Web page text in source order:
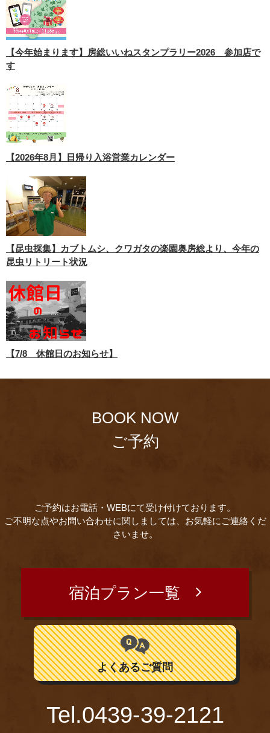
【今年始まります】房総いいねスタンプラリー2026 参加店で
す
【2026年8月】日帰り入浴営業カレンダー
【昆虫採集】カブトムシ、クワガタの楽園奥房総より、今年の
昆虫リトリート状況
【7/8 休館日のお知らせ】
BOOK NOW
ご予約
ご予約はお電話・WEBにて受け付けております。
ご不明な点やお問い合わせに関しましては、お気軽にご連絡くだ
さいませ。
宿泊プラン一覧
よくあるご質問
Tel.0439-39-2121